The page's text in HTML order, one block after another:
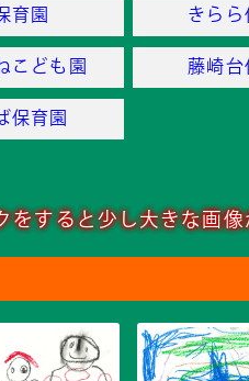
育園 きらら
こども園 藤崎台
保育園
をすると少し大きな画像